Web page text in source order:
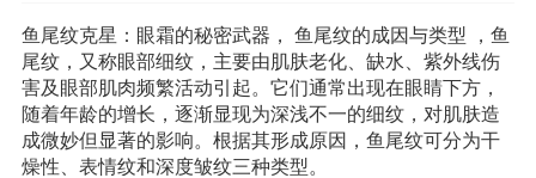
鱼尾纹克星：眼霜的秘密武器， 鱼尾纹的成因与类型 ，鱼
尾纹，又称眼部细纹，主要由肌肤老化、缺水、紫外线伤
害及眼部肌肉频繁活动引起。它们通常出现在眼睛下方，
随着年龄的增长，逐渐显现为深浅不一的细纹，对肌肤造
成微妙但显著的影响。根据其形成原因，鱼尾纹可分为干
燥性、表情纹和深度皱纹三种类型。